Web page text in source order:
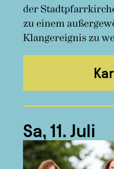
der
zu einem
Klangereignis zu
Sa, 11. Juli